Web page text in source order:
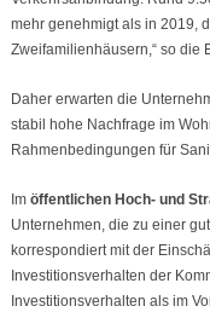
mehr genehmigt als in 2019,
Zweifamilienhäusern,“ so die
Daher erwarten die
stabil hohe Nachfrage im
Rahmenbedingungen für
Im öffentlichen Hoch- und
Unternehmen, die zu einer
korrespondiert mit der
Investitionsverhalten der
Investitionsverhalten als im